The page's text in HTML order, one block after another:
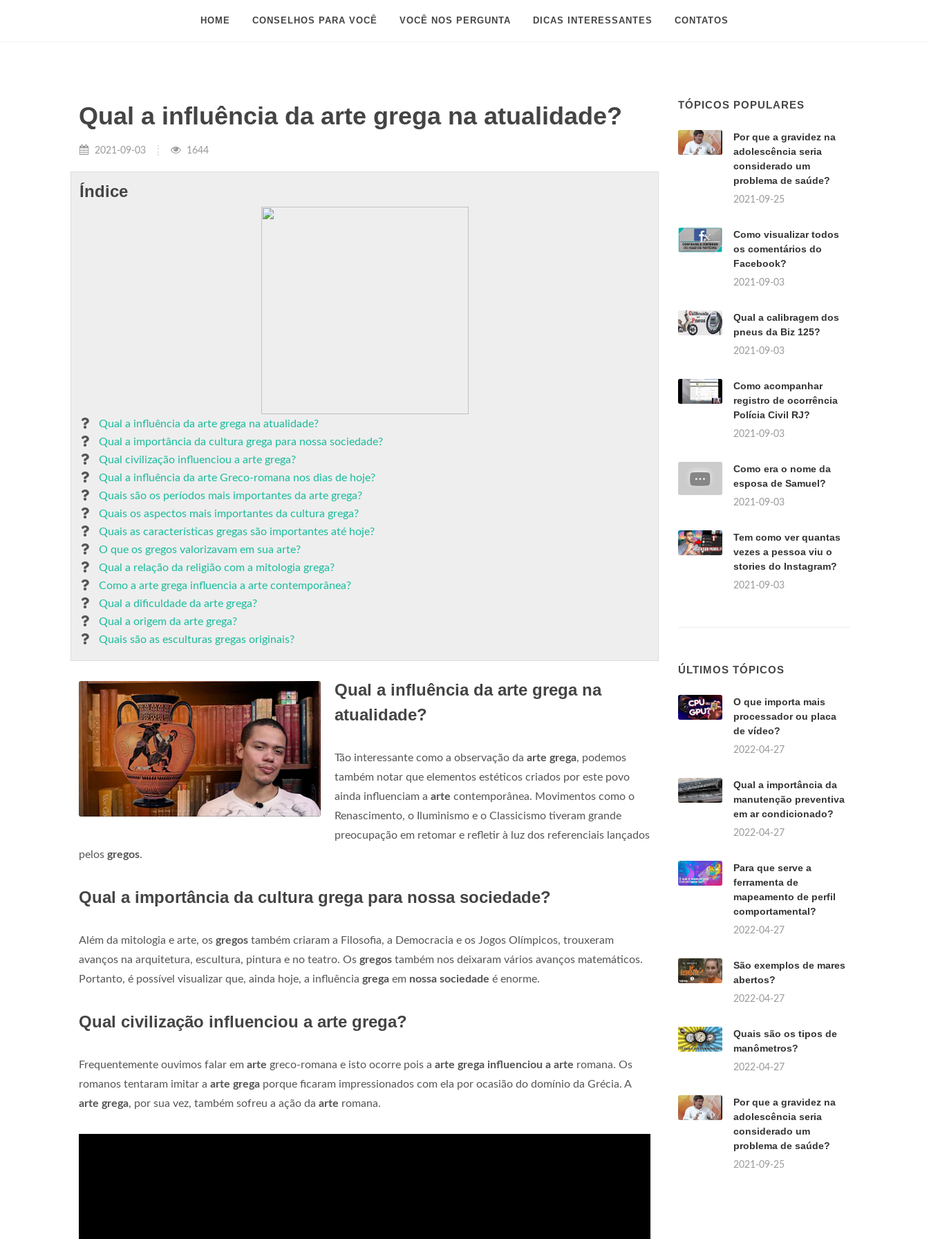
HOME CONSELHOS PARA VOCÊ VOCÊ NOS PERGUNTA DICAS INTERESSANTES CONTATOS
Qual a influência da arte grega na atualidade?
2021-09-03 1644
Índice
Qual a influência da arte grega na atualidade?
Qual a importância da cultura grega para nossa sociedade?
Qual civilização influenciou a arte grega?
Qual a influência da arte Greco-romana nos dias de hoje?
Quais são os períodos mais importantes da arte grega?
Quais os aspectos mais importantes da cultura grega?
Quais as características gregas são importantes até hoje?
O que os gregos valorizavam em sua arte?
Qual a relação da religião com a mitologia grega?
Como a arte grega influencia a arte contemporânea?
Qual a dificuldade da arte grega?
Qual a origem da arte grega?
Quais são as esculturas gregas originais?
Qual a influência da arte grega na
atualidade?
Tão interessante como a observação da arte grega, podemos
também notar que elementos estéticos criados por este povo
ainda influenciam a arte contemporânea. Movimentos como o
Renascimento, o Iluminismo e o Classicismo tiveram grande
preocupação em retomar e refletir à luz dos referenciais lançados
pelos gregos.
Qual a importância da cultura grega para nossa sociedade?
Além da mitologia e arte, os gregos também criaram a Filosofia, a Democracia e os Jogos Olímpicos, trouxeram
avanços na arquitetura, escultura, pintura e no teatro. Os gregos também nos deixaram vários avanços matemáticos.
Portanto, é possível visualizar que, ainda hoje, a influência grega em nossa sociedade é enorme.
Qual civilização influenciou a arte grega?
Frequentemente ouvimos falar em arte greco-romana e isto ocorre pois a arte grega influenciou a arte romana. Os
romanos tentaram imitar a arte grega porque ficaram impressionados com ela por ocasião do domínio da Grécia. A
arte grega, por sua vez, também sofreu a ação da arte romana.
TÓPICOS POPULARES
Por que a gravidez na
adolescência seria
considerado um
problema de saúde?
2021-09-25
Como visualizar todos
os comentários do
Facebook?
2021-09-03
Qual a calibragem dos
pneus da Biz 125?
2021-09-03
Como acompanhar
registro de ocorrência
Polícia Civil RJ?
2021-09-03
Como era o nome da
esposa de Samuel?
2021-09-03
Tem como ver quantas
vezes a pessoa viu o
stories do Instagram?
2021-09-03
ÚLTIMOS TÓPICOS
O que importa mais
processador ou placa
de vídeo?
2022-04-27
Qual a importância da
manutenção preventiva
em ar condicionado?
2022-04-27
Para que serve a
ferramenta de
mapeamento de perfil
comportamental?
2022-04-27
São exemplos de mares
abertos?
2022-04-27
Quais são os tipos de
manômetros?
2022-04-27
Por que a gravidez na
adolescência seria
considerado um
problema de saúde?
2021-09-25